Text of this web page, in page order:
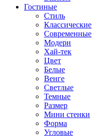
Гостиные
Стиль
Классические
Современные
Модерн
Хай-тек
Цвет
Белые
Венге
Светлые
Темные
Размер
Мини стенки
Форма
Угловые